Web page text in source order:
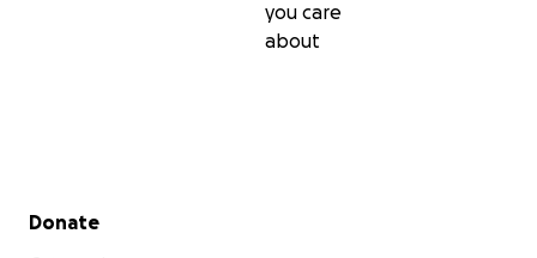
you care
about
Secondary menu
Donate